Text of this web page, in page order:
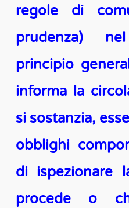
regole di
prudenza)
principio
informa la
si sostanzia,
obblighi
di ispezionare
procede o